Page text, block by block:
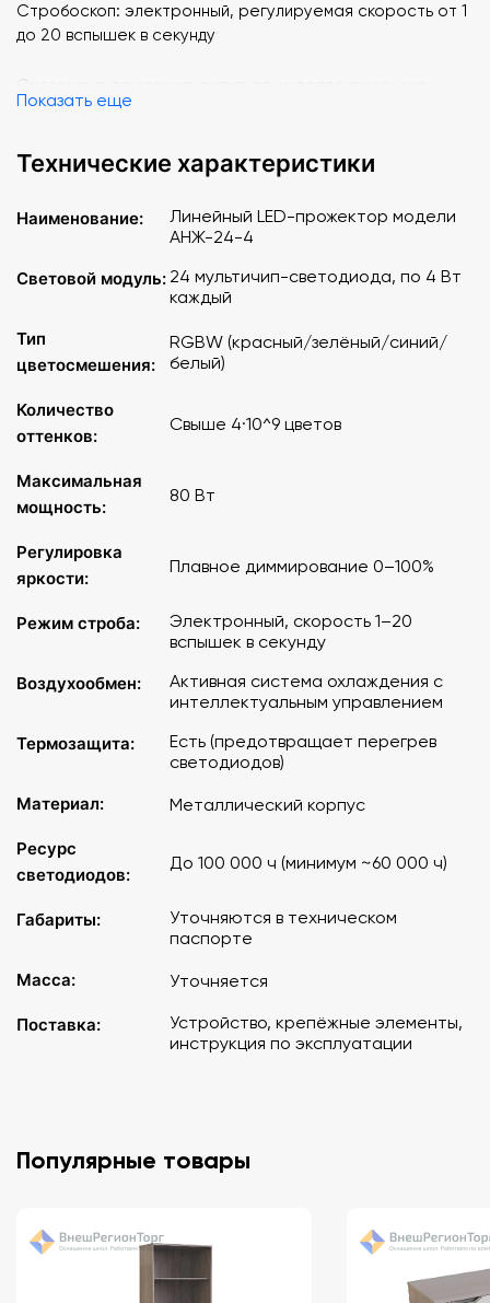
Стробоскоп: электронный, регулируемая скорость от 1
до 20 вспышек в секунду
Система охлаждения: активная, интеллектуальная
Максимальная потребляемая мощность: 80 Вт
Материал корпуса: металл
Показать еще
Технические характеристики
Наименование:
Линейный LED-прожектор модели
АНЖ-24-4
Световой модуль: 24 мультичип-светодиода, по 4 Вт
каждый
Тип
цветосмешения:
RGBW (красный/зелёный/синий/
белый)
Количество
оттенков:
Свыше 4·10^9 цветов
Максимальная
мощность:
80 Вт
Регулировка
яркости:
Плавное диммирование 0–100%
Режим строба:
Электронный, скорость 1–20
вспышек в секунду
Воздухообмен:
Активная система охлаждения с
интеллектуальным управлением
Термозащита:
Есть (предотвращает перегрев
светодиодов)
Материал:
Металлический корпус
Ресурс
светодиодов:
До 100 000 ч (минимум ~60 000 ч)
Габариты:
Уточняются в техническом
паспорте
Масса:
Уточняется
Поставка:
Устройство, крепёжные элементы,
инструкция по эксплуатации
Популярные товары